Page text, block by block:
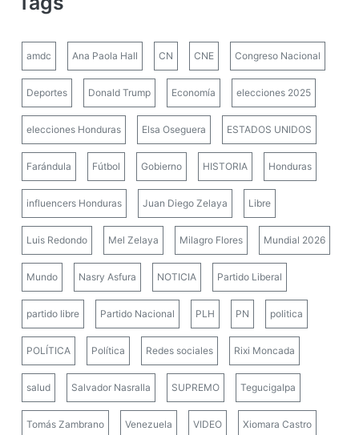
amdc Ana Paola Hall CN CNE Congreso Nacional
Deportes Donald Trump Economía elecciones 2025
elecciones Honduras Elsa Oseguera ESTADOS UNIDOS
Farándula Fútbol Gobierno HISTORIA Honduras
influencers Honduras Juan Diego Zelaya Libre
Luis Redondo Mel Zelaya Milagro Flores Mundial 2026
Mundo Nasry Asfura NOTICIA Partido Liberal
partido libre Partido Nacional PLH PN politica
POLÍTICA Política Redes sociales Rixi Moncada
salud Salvador Nasralla SUPREMO Tegucigalpa
Tomás Zambrano Venezuela VIDEO Xiomara Castro